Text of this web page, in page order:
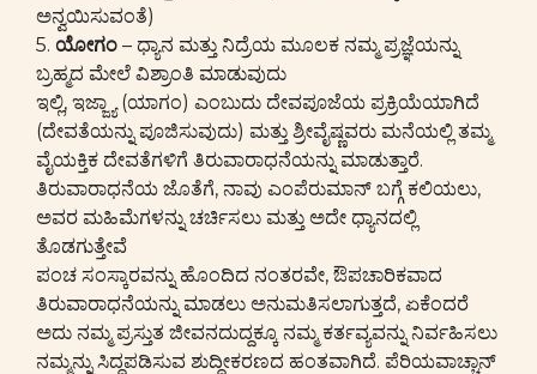
ಅನ್ವಯಿಸುವಂತೆ)
5. ಯೋಗಂ – ಧ್ಯಾನ ಮತ್ತು ನಿದ್ರೆಯ ಮೂಲಕ ನಮ್ಮ ಪ್ರಜ್ಞೆಯನ್ನು
ಬ್ರಹ್ಮದ ಮೇಲೆ ವಿಶ್ರಾಂತಿ ಮಾಡುವುದು
ಇಲ್ಲಿ, ಇಜ್ಜ್ಯಾ (ಯಾಗಂ) ಎಂಬುದು ದೇವಪೂಜೆಯ ಪ್ರಕ್ರಿಯೆಯಾಗಿದೆ
(ದೇವತೆಯನ್ನು ಪೂಜಿಸುವುದು) ಮತ್ತು ಶ್ರೀವೈಷ್ಣವರು ಮನೆಯಲ್ಲಿ ತಮ್ಮ
ವೈಯಕ್ತಿಕ ದೇವತೆಗಳಿಗೆ ತಿರುವಾರಾಧನೆಯನ್ನು ಮಾಡುತ್ತಾರೆ.
ತಿರುವಾರಾಧನೆಯ ಜೊತೆಗೆ, ನಾವು ಎಂಪೆರುಮಾನ್ ಬಗ್ಗೆ ಕಲಿಯಲು,
ಅವರ ಮಹಿಮೆಗಳನ್ನು ಚರ್ಚಿಸಲು ಮತ್ತು ಅದೇ ಧ್ಯಾನದಲ್ಲಿ
ತೊಡಗುತ್ತೇವೆ
ಪಂಚ ಸಂಸ್ಕಾರವನ್ನು ಹೊಂದಿದ ನಂತರವೇ, ಔಪಚಾರಿಕವಾದ
ತಿರುವಾರಾಧನೆಯನ್ನು ಮಾಡಲು ಅನುಮತಿಸಲಾಗುತ್ತದೆ, ಏಕೆಂದರೆ
ಅದು ನಮ್ಮ ಪ್ರಸ್ತುತ ಜೀವನದುದ್ದಕ್ಕೂ ನಮ್ಮ ಕರ್ತವ್ಯವನ್ನು ನಿರ್ವಹಿಸಲು
ನಮ್ಮನ್ನು ಸಿದ್ಧಪಡಿಸುವ ಶುದ್ಧೀಕರಣದ ಹಂತವಾಗಿದೆ. ಪೆರಿಯವಾಚ್ಚಾನ್